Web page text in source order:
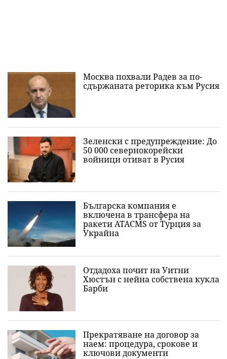
Москва похвали Радев за по-
сдържаната реторика към Русия
Зеленски с предупреждение: До
50 000 севернокорейски
войници отиват в Русия
Българска компания е
включена в трансфера на
ракети ATACMS от Турция за
Украйна
Отдадоха почит на Уитни
Хюстън с нейна собствена кукла
Барби
Прекратяване на договор за
наем: процедура, срокове и
ключови документи